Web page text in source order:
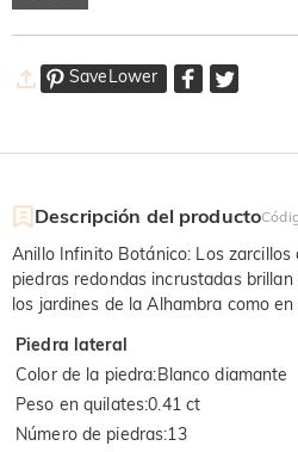
SaveLower
Descripción del producto
Anillo Infinito Botánico: Los
piedras redondas incrustadas
los jardines de la Alhambra como
Piedra lateral
Color de la piedra:Blanco diamante
Peso en quilates:0.41 ct
Número de piedras:13